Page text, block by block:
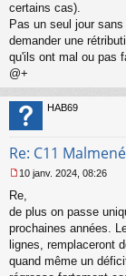
certains cas).
Pas un seul jour
demander une
qu'ils ont mal ou pas
@+
HAB69
Re: C11
e
s
s
g
e
10 janv. 2024, 08:26
Re,
de plus on passe
prochaines années.
lignes, remplaceront
quand même un